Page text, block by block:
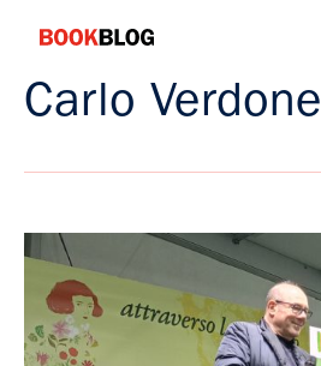
contenuto
Bookblog
Carlo Verdone